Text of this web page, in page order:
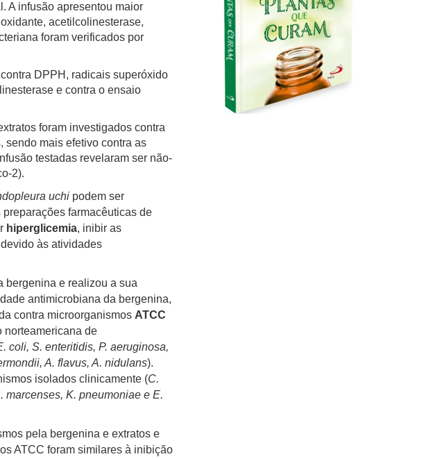
A infusão apresentou maior
acetilcolinesterase,
foram verificados por
DPPH, radicais superóxido
e contra o ensaio
foram investigados contra
sendo mais efetivo contra as
testadas revelaram ser não-
2).
uchipodem ser
farmacêuticas de
hiperglicemia, inibir as
às atividades
bergenina e realizou a sua
antimicrobiana da bergenina,
contra microorganismos ATCC
norteamericana de
coli, S. enteritidis, P. aeruginosa,
A. flavus, A. nidulans).
isolados clinicamente (C.
marcenses, K. pneumoniae e E.
pela bergenina e extratos e
ATCC foram similares à inibição